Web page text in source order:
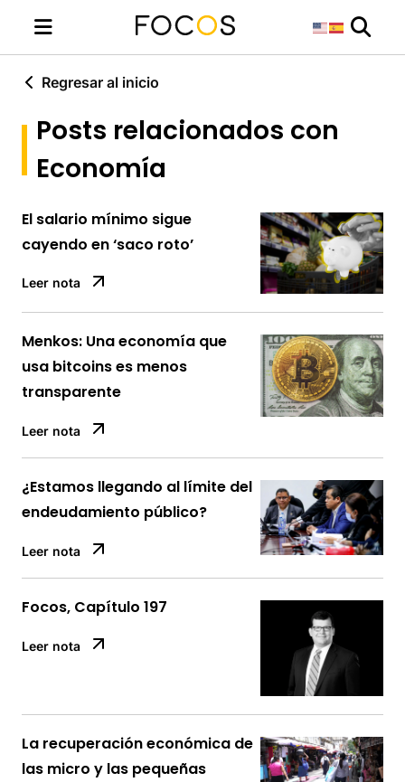
Regresar al inicio
Posts relacionados con
Economía
El salario mínimo sigue
cayendo en ‘saco roto’
Leer nota
Menkos: Una economía que
usa bitcoins es menos
transparente
Leer nota
¿Estamos llegando al límite del
endeudamiento público?
Leer nota
Focos, Capítulo 197
Leer nota
La recuperación económica de
las micro y las pequeñas